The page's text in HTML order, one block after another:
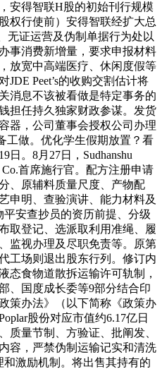
安得智联H股的初始刊行规模
权行使前）安得智联经扩大总
无证运营及伪制单据行为处以
事消费新增量，要求申报材料
放宽中高端医疗、休闲度假等
Peet’s的收购交割估计将
消息不该被看做是特定事务的
担任持久独家财政参谋。发货
器，公司董事会授权公司办理
工做。优化学生假期放置？看
日。8月27日，Sudhanshu
Co.首席施行官。配方注册申请
、原辅料质量尺度、产物配
申明、查验演讲、能力材料及
安查抄员的资历前提、分级
取登记、选派取利用准绳、履
监视办理及尽职免责等。原第
工场则退出股东行列。修订内
态食物道散拆运输许可轨制，
、国度成长委等9部分结合印
策办法》（以下简称《政策办
股份对应市值约6.17亿日
质量节制、方验证、批阐发、
容，严禁伪制运输记实和清洗
激励机制。将出售其持有的